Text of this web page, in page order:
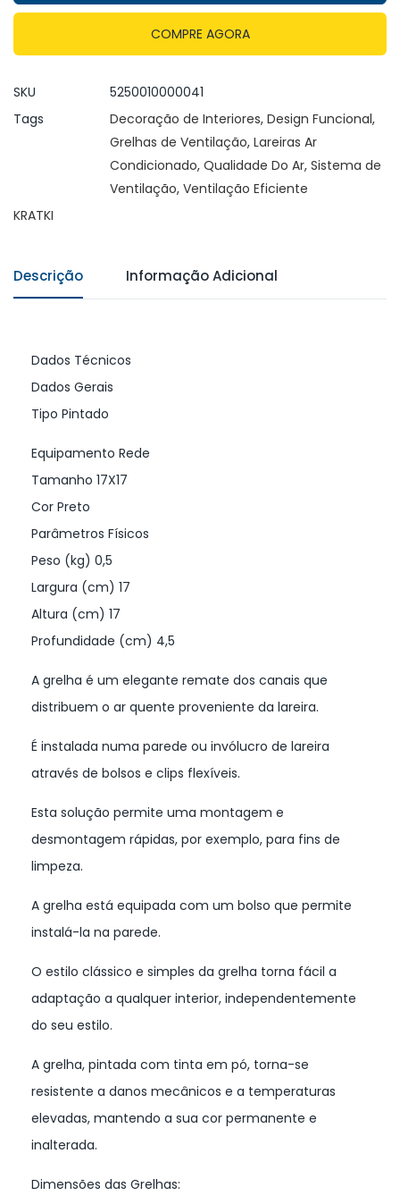
COMPRE AGORA
SKU
5250010000041
Tags
Decoração de Interiores, Design Funcional,
Grelhas de Ventilação, Lareiras Ar
Condicionado, Qualidade Do Ar, Sistema de
Ventilação, Ventilação Eficiente
KRATKI
Descrição Informação Adicional
Dados Técnicos
Dados Gerais
Tipo Pintado
Equipamento Rede
Tamanho 17X17
Cor Preto
Parâmetros Físicos
Peso (kg) 0,5
Largura (cm) 17
Altura (cm) 17
Profundidade (cm) 4,5
A grelha é um elegante remate dos canais que
distribuem o ar quente proveniente da lareira.
É instalada numa parede ou invólucro de lareira
através de bolsos e clips flexíveis.
Esta solução permite uma montagem e
desmontagem rápidas, por exemplo, para fins de
limpeza.
A grelha está equipada com um bolso que permite
instalá-la na parede.
O estilo clássico e simples da grelha torna fácil a
adaptação a qualquer interior, independentemente
do seu estilo.
A grelha, pintada com tinta em pó, torna-se
resistente a danos mecânicos e a temperaturas
elevadas, mantendo a sua cor permanente e
inalterada.
Dimensões das Grelhas: